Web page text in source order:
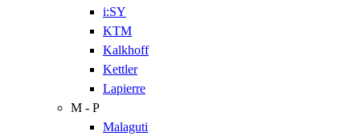
i:SY
KTM
Kalkhoff
Kettler
Lapierre
M - P
Malaguti